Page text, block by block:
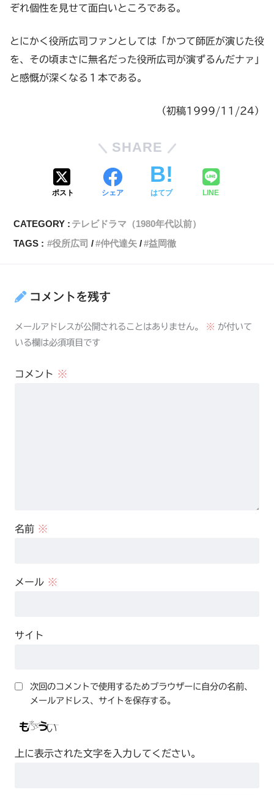
ぞれ個性を見せて面白いところである。
とにかく役所広司ファンとしては「かつて師匠が演じた役
を、その頃まさに無名だった役所広司が演ずるんだナァ」
と感慨が深くなる１本である。
（初稿1999/11/24）
SHARE
ポスト シェア はてブ LINE
CATEGORY : テレビドラマ（1980年代以前）
TAGS :
役所広司 仲代達矢 益岡徹
コメントを残す
メールアドレスが公開されることはありません。 ※ が付いて
いる欄は必須項目です
コメント ※
名前 ※
メール ※
サイト
次回のコメントで使用するためブラウザーに自分の名前、
メールアドレス、サイトを保存する。
上に表示された文字を入力してください。